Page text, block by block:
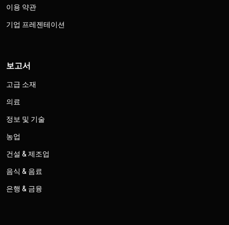
이용 약관
기업 프레젠테이션
보고서
고급 소재
의료
정보 및 기술
농업
건설 & 제조업
음식 & 음료
은행 & 금융